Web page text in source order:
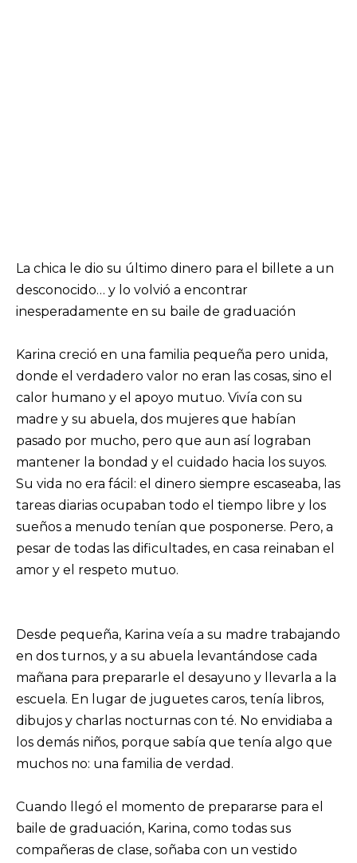
La chica le dio su último dinero para el billete a un
desconocido… y lo volvió a encontrar
inesperadamente en su baile de graduación
Karina creció en una familia pequeña pero unida,
donde el verdadero valor no eran las cosas, sino el
calor humano y el apoyo mutuo. Vivía con su
madre y su abuela, dos mujeres que habían
pasado por mucho, pero que aun así lograban
mantener la bondad y el cuidado hacia los suyos.
Su vida no era fácil: el dinero siempre escaseaba, las
tareas diarias ocupaban todo el tiempo libre y los
sueños a menudo tenían que posponerse. Pero, a
pesar de todas las dificultades, en casa reinaban el
amor y el respeto mutuo.
Desde pequeña, Karina veía a su madre trabajando
en dos turnos, y a su abuela levantándose cada
mañana para prepararle el desayuno y llevarla a la
escuela. En lugar de juguetes caros, tenía libros,
dibujos y charlas nocturnas con té. No envidiaba a
los demás niños, porque sabía que tenía algo que
muchos no: una familia de verdad.
Cuando llegó el momento de prepararse para el
baile de graduación, Karina, como todas sus
compañeras de clase, soñaba con un vestido